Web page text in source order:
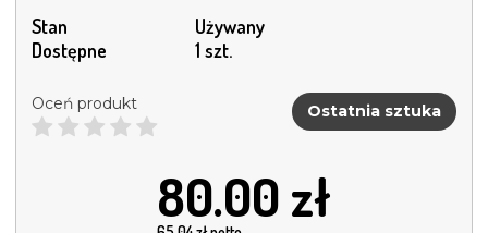
Stan
Używany
Dostępne
1 szt.
Oceń produkt Ostatnia sztuka
80.00 zł